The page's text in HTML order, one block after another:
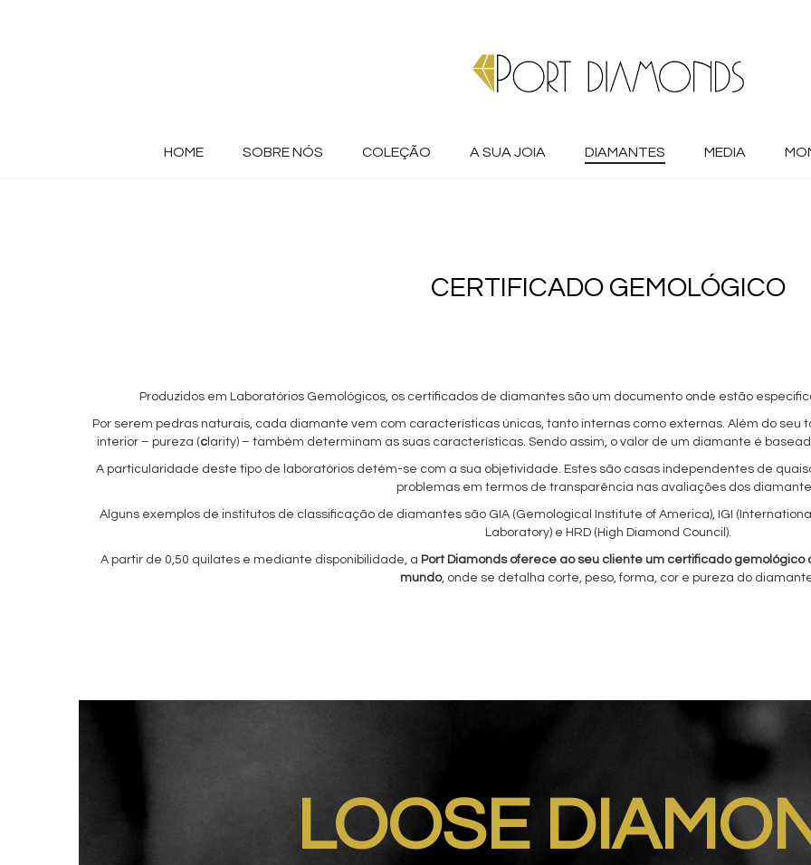
HOME SOBRE NÓS COLEÇÃO A SUA JOIA DIAMANTES MEDIA
CERTIFICADO GEMOLÓGICO
Produzidos em Laboratórios Gemológicos, os certificados de diamantes são um documento onde estão
Por serem pedras naturais, cada diamante vem com características únicas, tanto internas como externas. Além do seu
interior – pureza (clarity) – também determinam as suas características. Sendo assim, o valor de um diamante é
A particularidade deste tipo de laboratórios detém-se com a sua objetividade. Estes são casas independentes de
problemas em termos de transparência nas avaliações dos
Alguns exemplos de institutos de classificação de diamantes são GIA (Gemological Institute of America), IGI
Laboratory) e HRD (High Diamond Council).
A partir de 0,50 quilates e mediante disponibilidade, a Port Diamonds oferece ao seu cliente um certificado
mundo, onde se detalha corte, peso, forma, cor e pureza do
LOOSE